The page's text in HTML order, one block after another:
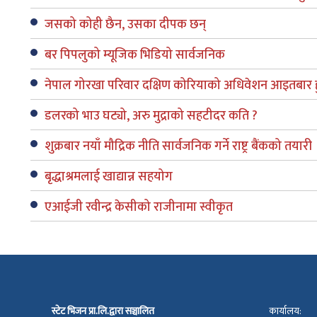
जसको कोही छैन, उसका दीपक छन्
बर पिपलुको म्यूजिक भिडियो सार्वजनिक
नेपाल गोरखा परिवार दक्षिण कोरियाको अधिवेशन आइतबार
डलरको भाउ घट्यो, अरु मुद्राको सहटीदर कति ?
शुक्रबार नयाँ मौद्रिक नीति सार्वजनिक गर्ने राष्ट्र बैंकको तयारी
बृद्धाश्रमलाई खाद्यान्न सहयोग
एआईजी रवीन्द्र केसीको राजीनामा स्वीकृत
स्टेट भिजन प्रा.लि.द्वारा सञ्चालित कार्यालय: